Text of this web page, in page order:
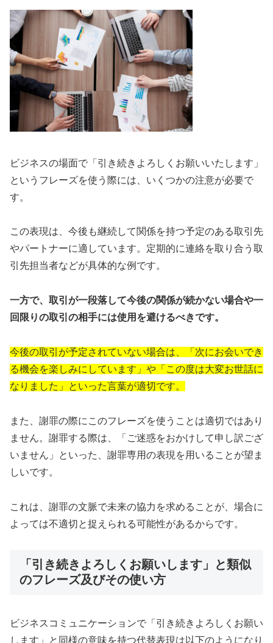
ビジネスの場面で「引き続きよろしくお願いいたします」
というフレーズを使う際には、いくつかの注意が必要で
す。
この表現は、今後も継続して関係を持つ予定のある取引先
やパートナーに適しています。定期的に連絡を取り合う取
引先担当者などが具体的な例です。
一方で、取引が一段落して今後の関係が続かない場合や一
回限りの取引の相手には使用を避けるべきです。
今後の取引が予定されていない場合は、「次にお会いでき
る機会を楽しみにしています」や「この度は大変お世話に
なりました」といった言葉が適切です。
また、謝罪の際にこのフレーズを使うことは適切ではあり
ません。謝罪する際は、「ご迷惑をおかけして申し訳ござ
いません」といった、謝罪専用の表現を用いることが望ま
しいです。
これは、謝罪の文脈で未来の協力を求めることが、場合に
よっては不適切と捉えられる可能性があるからです。
「引き続きよろしくお願いします」と類似
のフレーズ及びその使い方
ビジネスコミュニケーションで「引き続きよろしくお願い
します」と同様の意味を持つ代替表現は以下のようになり